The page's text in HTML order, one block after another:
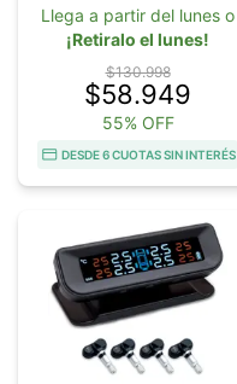
Llega a partir del lunes o
¡Retiralo el lunes!
$130.998
$58.949
55% OFF
DESDE 6 CUOTAS SIN INTERÉS